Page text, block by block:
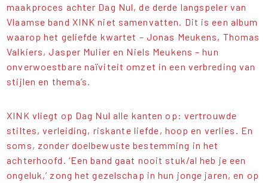
maakproces achter Dag Nul, de derde langspeler van
Vlaamse band XINK niet samenvatten. Dit is een album
waarop het geliefde kwartet – Jonas Meukens, Thomas
Valkiers, Jasper Mulier en Niels Meukens – hun
onverwoestbare naïviteit omzet in een verbreding van
stijlen en thema’s.
XINK vliegt op Dag Nul alle kanten op: vertrouwde
stiltes, verleiding, riskante liefde, hoop en verlies. En
soms, zonder doelbewuste bestemming in het
achterhoofd. ‘Een band gaat nooit stuk/al heb je een
ongeluk,’ zong het gezelschap in hun jonge jaren, en op